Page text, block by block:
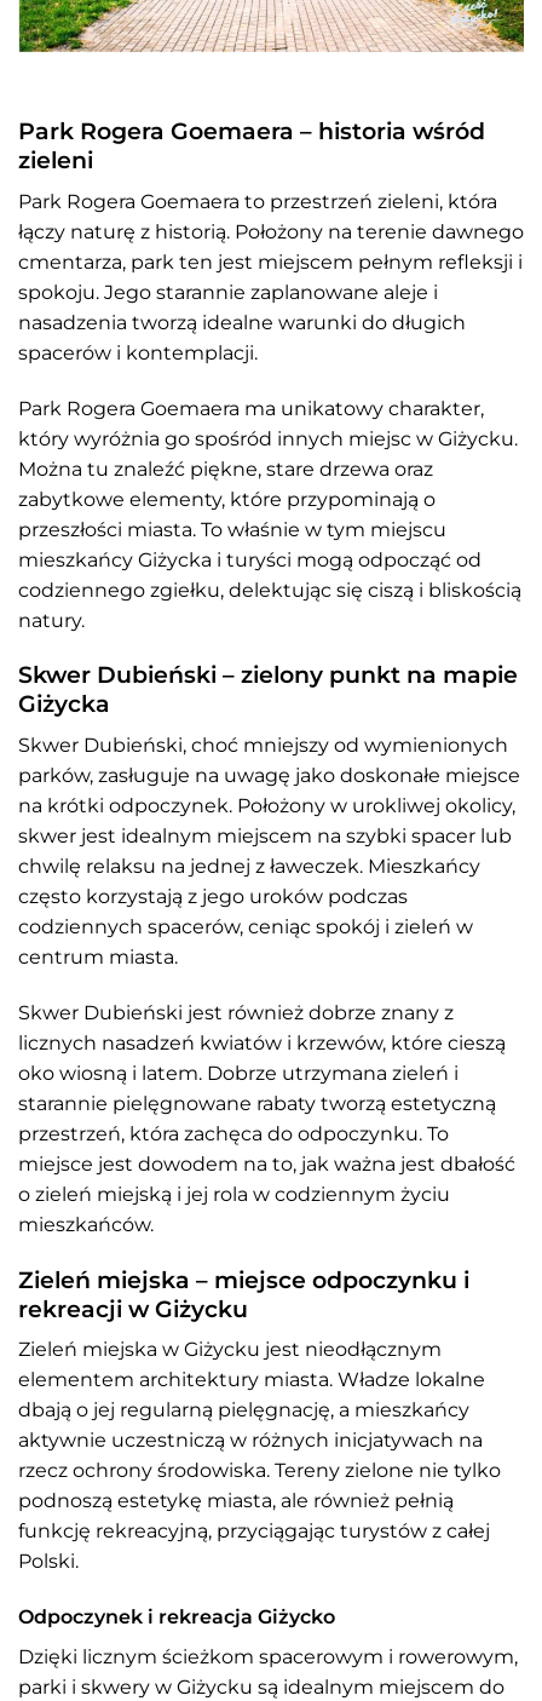
Park Rogera Goemaera – historia wśród
zieleni
Park Rogera Goemaera to przestrzeń zieleni, która
łączy naturę z historią. Położony na terenie dawnego
cmentarza, park ten jest miejscem pełnym refleksji i
spokoju. Jego starannie zaplanowane aleje i
nasadzenia tworzą idealne warunki do długich
spacerów i kontemplacji.
Park Rogera Goemaera ma unikatowy charakter,
który wyróżnia go spośród innych miejsc w Giżycku.
Można tu znaleźć piękne, stare drzewa oraz
zabytkowe elementy, które przypominają o
przeszłości miasta. To właśnie w tym miejscu
mieszkańcy Giżycka i turyści mogą odpocząć od
codziennego zgiełku, delektując się ciszą i bliskością
natury.
Skwer Dubieński – zielony punkt na mapie
Giżycka
Skwer Dubieński, choć mniejszy od wymienionych
parków, zasługuje na uwagę jako doskonałe miejsce
na krótki odpoczynek. Położony w urokliwej okolicy,
skwer jest idealnym miejscem na szybki spacer lub
chwilę relaksu na jednej z ławeczek. Mieszkańcy
często korzystają z jego uroków podczas
codziennych spacerów, ceniąc spokój i zieleń w
centrum miasta.
Skwer Dubieński jest również dobrze znany z
licznych nasadzeń kwiatów i krzewów, które cieszą
oko wiosną i latem. Dobrze utrzymana zieleń i
starannie pielęgnowane rabaty tworzą estetyczną
przestrzeń, która zachęca do odpoczynku. To
miejsce jest dowodem na to, jak ważna jest dbałość
o zieleń miejską i jej rola w codziennym życiu
mieszkańców.
Zieleń miejska – miejsce odpoczynku i
rekreacji w Giżycku
Zieleń miejska w Giżycku jest nieodłącznym
elementem architektury miasta. Władze lokalne
dbają o jej regularną pielęgnację, a mieszkańcy
aktywnie uczestniczą w różnych inicjatywach na
rzecz ochrony środowiska. Tereny zielone nie tylko
podnoszą estetykę miasta, ale również pełnią
funkcję rekreacyjną, przyciągając turystów z całej
Polski.
Odpoczynek i rekreacja Giżycko
Dzięki licznym ścieżkom spacerowym i rowerowym,
parki i skwery w Giżycku są idealnym miejscem do